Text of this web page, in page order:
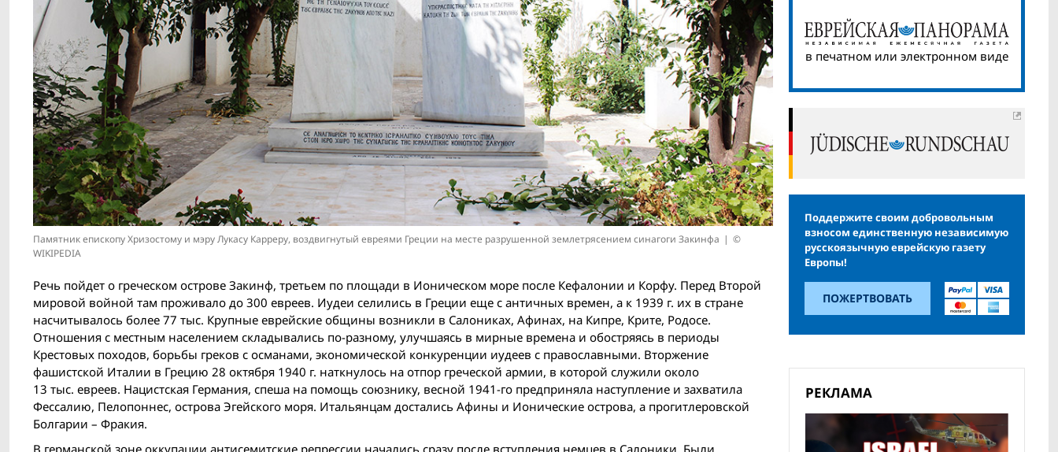
Памятник епископу Хризостому и мэру Лукасу Карреру, воздвигнутый евреями Греции на месте разрушенной землетрясением синагоги Закинфа
©
WIKIPEDIA
Речь пойдет о греческом острове Закинф, третьем по площади в Ионическом море после Кефалонии и Корфу. Перед Второй
мировой войн­ой там проживало до 300 евреев. Иудеи селились в Греции еще с античных времен, а к 1939 г. их в стране
насчитывалось более 77 тыс. Крупные еврейские общины возникли в Салониках, Афинах, на Кипре, Крите, Родосе.
Отношения с местным населением складывались по-разному, улучшаясь в мирные времена и обостряясь в периоды
Крестовых походов, борьбы греков с османами, экономической конкуренции иудеев с православными. Вторжение
фашистской Италии в Грецию 28 октября 1940 г. наткнулось на отпор греческой армии, в которой служили около
13 тыс. евреев. Нацистская Германия, спеша на помощь союзнику, весной 1941-го предприняла наступление и захватила
Фессалию, Пелопоннес, острова Эгейского моря. Итальянцам достались Афины и Ионические острова, а прогитлеровской
Болгарии – Фракия.
В германской зоне оккупации антисемитские репрессии начались сразу после вступления немцев в Салоники. Были
в печатном или электронном виде
Поддержите своим добровольным
взносом единственную независимую
русскоязычную еврейскую газету
Европы!
ПОЖЕРТВОВАТЬ
РЕКЛАМА